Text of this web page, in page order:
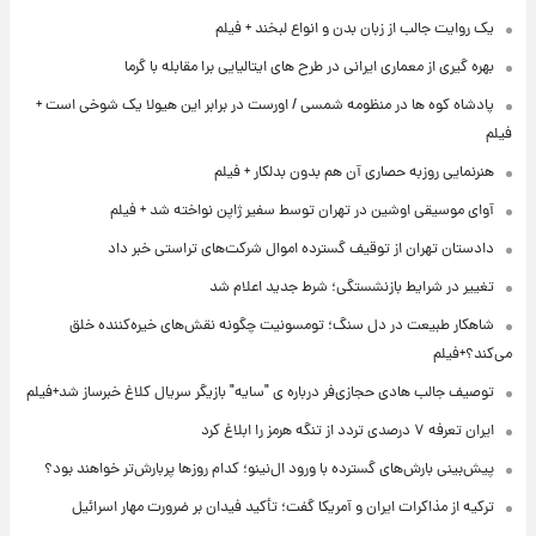
یک روایت جالب از زبان بدن و انواع لبخند + فیلم
بهره گیری از معماری ایرانی در طرح های ایتالیایی برا مقابله با گرما
پادشاه کوه ها در منظومه شمسی / اورست در برابر این هیولا یک شوخی است +
فیلم
هنرنمایی روزبه حصاری آن هم بدون بدلکار + فیلم
آوای موسیقی اوشین در تهران توسط سفیر ژاپن نواخته شد + فیلم
دادستان تهران از توقیف گسترده اموال شرکت‌های تراستی خبر داد
تغییر در شرایط بازنشستگی؛ شرط جدید اعلام شد
شاهکار طبیعت در دل سنگ؛ تومسونیت چگونه نقش‌های خیره‌کننده خلق
می‌کند؟+فیلم
توصیف جالب هادی حجازی‌فر درباره ی "سایه" بازیگر سریال کلاغ خبرساز شد+فیلم
ایران تعرفه ۷ درصدی تردد از تنگه هرمز را ابلاغ کرد
پیش‌بینی بارش‌های گسترده با ورود ال‌نینو؛ کدام روزها پربارش‌تر خواهند بود؟
ترکیه از مذاکرات ایران و آمریکا گفت؛ تأکید فیدان بر ضرورت مهار اسرائیل